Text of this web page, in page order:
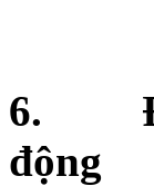
6.
động